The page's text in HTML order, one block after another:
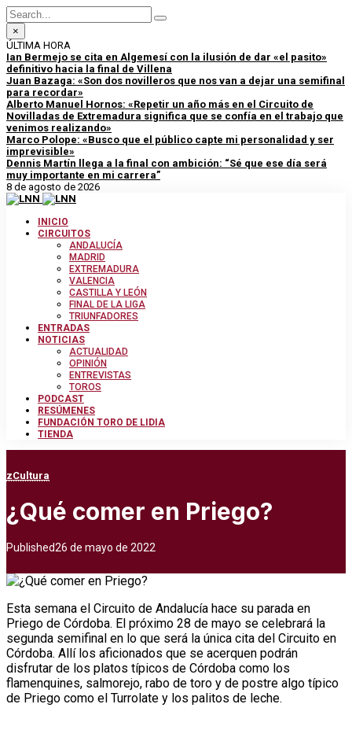
×
ÚLTIMA HORA
Ian Bermejo se cita en Algemesí con la ilusión de dar «el pasito»
definitivo hacia la final de Villena
Juan Bazaga: «Son dos novilleros que nos van a dejar una semifinal
para recordar»
Alberto Manuel Hornos: «Repetir un año más en el Circuito de
Novilladas de Extremadura significa que se confía en el trabajo que
venimos realizando»
Marco Polope: «Busco que el público capte mi personalidad y ser
imprevisible»
Dennis Martín llega a la final con ambición: “Sé que ese día será
muy importante en mi carrera”
8 de agosto de 2026
INICIO
CIRCUITOS
ANDALUCÍA
MADRID
EXTREMADURA
VALENCIA
CASTILLA Y LEÓN
FINAL DE LA LIGA
TRIUNFADORES
ENTRADAS
NOTICIAS
ACTUALIDAD
OPINIÓN
ENTREVISTAS
TOROS
PODCAST
RESÚMENES
FUNDACIÓN TORO DE LIDIA
TIENDA
zCultura
¿Qué comer en Priego?
Published26 de mayo de 2022
Esta semana el Circuito de Andalucía hace su parada en
Priego de Córdoba. El próximo 28 de mayo se celebrará la
segunda semifinal en lo que será la única cita del Circuito en
Córdoba. Allí los aficionados que se acerquen podrán
disfrutar de los platos típicos de Córdoba como los
flamenquines, salmorejo, rabo de toro y de postre algo típico
de Priego como el Turrolate y los palitos de leche.